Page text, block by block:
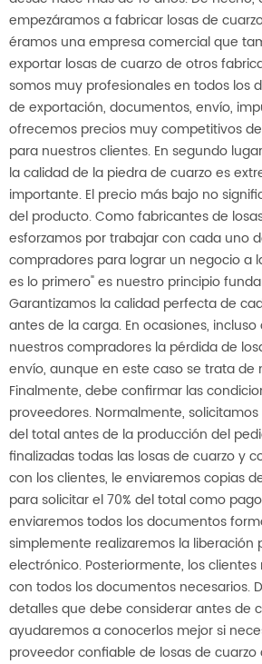
empezáramos a fabricar losas de
éramos una empresa comercial que
exportar losas de cuarzo de otros
somos muy profesionales en todos los
de exportación, documentos, envío,
ofrecemos precios muy competitivos
para nuestros clientes. En segundo
la calidad de la piedra de cuarzo es
importante. El precio más bajo no
del producto. Como fabricantes de
esforzamos por trabajar con cada uno
compradores para lograr un negocio a
es lo primero" es nuestro principio
Garantizamos la calidad perfecta de
antes de la carga. En ocasiones,
nuestros compradores la pérdida de
envío, aunque en este caso se trata de
Finalmente, debe confirmar las
proveedores. Normalmente,
del total antes de la producción del
finalizadas todas las losas de cuarzo y
con los clientes, le enviaremos copias
para solicitar el 70% del total como
enviaremos todos los documentos
simplemente realizaremos la liberación
electrónico. Posteriormente, los
con todos los documentos necesarios.
detalles que debe considerar antes de
ayudaremos a conocerlos mejor si
proveedor confiable de losas de